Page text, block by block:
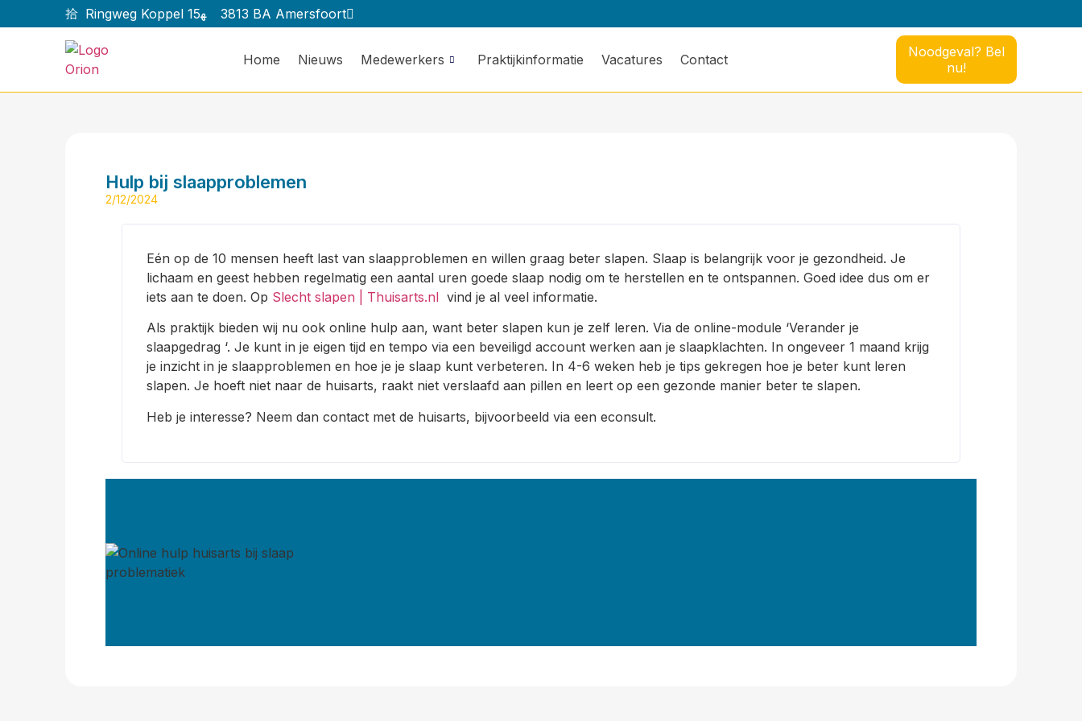
Ringweg Koppel 15 3813 BA Amersfoort
Home Nieuws Medewerkers Praktijkinformatie Vacatures Contact
Noodgeval? Bel
nu!
Hulp bij slaapproblemen
2/12/2024
Eén op de 10 mensen heeft last van slaapproblemen en willen graag beter slapen. Slaap is belangrijk voor je gezondheid. Je
lichaam en geest hebben regelmatig een aantal uren goede slaap nodig om te herstellen en te ontspannen. Goed idee dus om er
iets aan te doen. Op Slecht slapen | Thuisarts.nlvind je al veel informatie.
Als praktijk bieden wij nu ook online hulp aan, want beter slapen kun je zelf leren. Via de online-module ‘Verander je
slaapgedrag ‘. Je kunt in je eigen tijd en tempo via een beveiligd account werken aan je slaapklachten. In ongeveer 1 maand krijg
je inzicht in je slaapproblemen en hoe je je slaap kunt verbeteren. In 4-6 weken heb je tips gekregen hoe je beter kunt leren
slapen. Je hoeft niet naar de huisarts, raakt niet verslaafd aan pillen en leert op een gezonde manier beter te slapen.
Heb je interesse? Neem dan contact met de huisarts, bijvoorbeeld via een econsult.